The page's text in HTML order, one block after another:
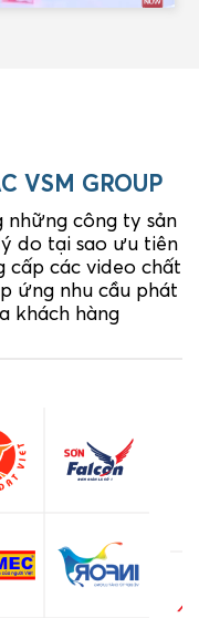
VSM GROUP
công ty sản
do tại sao ưu tiên
cấp các video chất
ứng nhu cầu phát
khách hàng